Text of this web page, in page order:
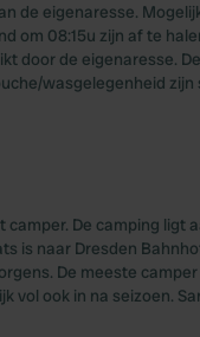
de eigenaresse.
om 08:15u zijn af te
door de eigenaresse.
wasgelegenheid zijn
De camping ligt
is naar Dresden
De meeste
vol ook in na seizoen.